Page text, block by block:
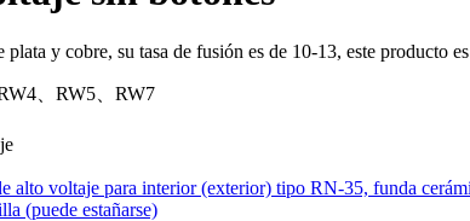
y cobre, su tasa de fusión es de 10-13, este producto
、RW5、RW7
alto voltaje para interior (exterior) tipo RN-35, funda
(puede estañarse)